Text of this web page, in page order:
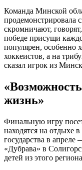
Команда Минской
продемонстрировала
скромничают,
победе присущи
популярен, особенно
хоккеистов, а на
сказал игрок из
жизнь»
Финальную игру
находятся на отдыхе
государства в апреле
«Дубрава» в
детей из этого